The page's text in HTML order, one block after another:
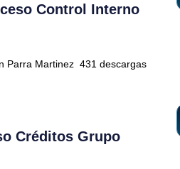
Control Interno
Parra Martinez 431 descargas
Créditos Grupo